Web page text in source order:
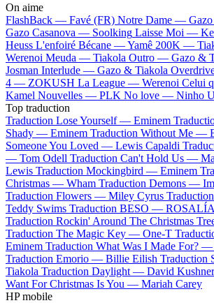
On aime
FlashBack — Favé (FR) Notre Dame —
Gazo Casanova — Soolking Laisse Moi —
Heuss L'enfoiré Bécane —Yamê 200K —
Werenoi Meuda — Tiakola Outro — Gazo &
Josman Interlude — Gazo & Tiakola
4 — ZOKUSH La League — Werenoi Celui
Kamel Nouvelles — PLK No love — Ninho
Top traduction
Traduction Lose Yourself — Eminem
Shady — Eminem Traduction Without Me —
Someone You Loved — Lewis Capaldi
— Tom Odell Traduction Can't Hold Us —
Lewis Traduction Mockingbird — Eminem
Christmas — Wham Traduction Demons —
Traduction Flowers — Miley Cyrus
Teddy Swims Traduction BESO —
Traduction Rockin' Around The Christmas
Traduction The Magic Key — One-T
Eminem Traduction What Was I Made For? —
Traduction Emorio — Billie Eilish Traduction
Tiakola Traduction Daylight — David Kushner
Want For Christmas Is You — Mariah Carey
HP mobile